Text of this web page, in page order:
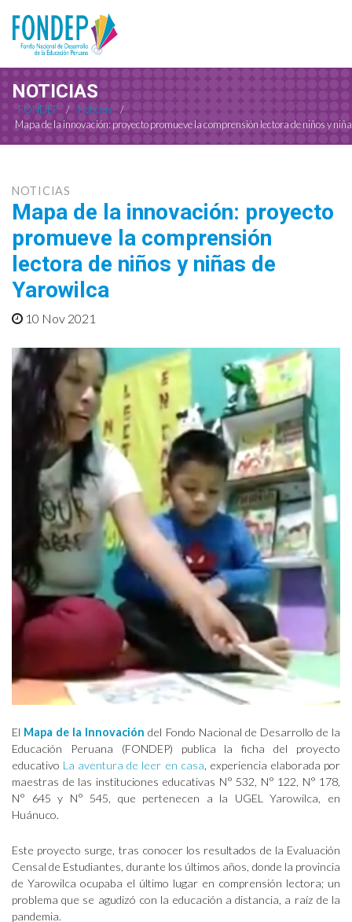
NOTICIAS
FONDEP / Noticias
/
Mapa de la innovación: proyecto promueve la comprensión lectora de niños y
NOTICIAS
Mapa de la innovación: proyecto
promueve la comprensión
lectora de niños y niñas de
Yarowilca
10 Nov 2021
El Mapa de la Innovación del Fondo Nacional de Desarrollo de la
Educación Peruana (FONDEP) publica la ficha del proyecto
educativo La aventura de leer en casa , experiencia elaborada por
maestras de las instituciones educativas N° 532, N° 122, N° 178,
N° 645 y N° 545, que pertenecen a la UGEL Yarowilca, en
Huánuco.
Este proyecto surge, tras conocer los resultados de la Evaluación
Censal de Estudiantes, durante los últimos años, donde la provincia
de Yarowilca ocupaba el último lugar en comprensión lectora; un
problema que se agudizó con la educación a distancia, a raíz de la
pandemia.